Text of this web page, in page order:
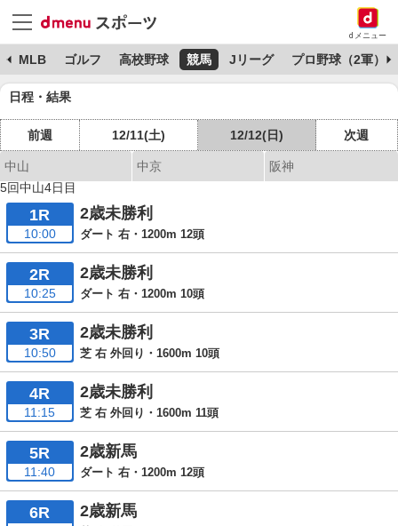
dメニュー
MLB ゴルフ 高校野球 競馬 Jリーグ プロ野球（2軍）
日程・結果
前週 12/11(土) 12/12(日) 次週
中山 中京
阪神
5回中山4日目
1R
10:00
2歳未勝利
ダート 右・1200m 12頭
2R
10:25
2歳未勝利
ダート 右・1200m 10頭
3R
10:50
2歳未勝利
芝 右 外回り・1600m 10頭
4R
11:15
2歳未勝利
芝 右 外回り・1600m 11頭
5R
11:40
2歳新馬
ダート 右・1200m 12頭
6R 2歳新馬